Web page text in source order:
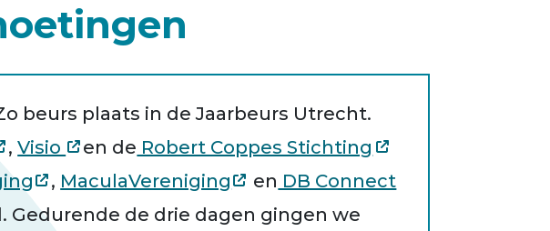
beurs plaats in de Jaarbeurs Utrecht.
,Visio en de Robert Coppes Stichting
, MaculaVereniging en DB Connect
Gedurende de drie dagen gingen we